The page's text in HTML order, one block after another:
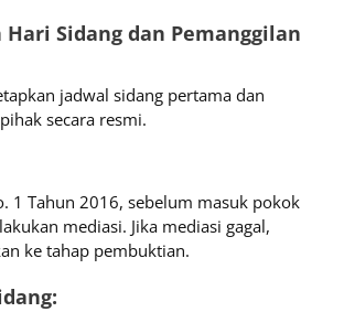
Hari Sidang dan Pemanggilan
jadwal sidang pertama dan
secara resmi.
1 Tahun 2016, sebelum masuk pokok
mediasi. Jika mediasi gagal,
ke tahap pembuktian.